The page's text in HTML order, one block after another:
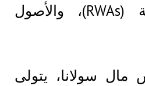
الأصول المرهونة (RWAs)، والأصول
سولانا، يتولى